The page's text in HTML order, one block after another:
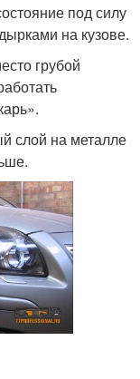
под силу
на кузове.
грубой
слой на металле